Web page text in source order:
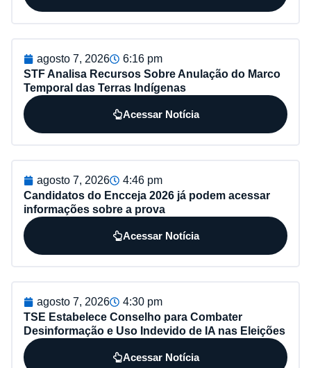
agosto 7, 2026
6:16 pm
STF Analisa Recursos Sobre Anulação do Marco
Temporal das Terras Indígenas
Acessar Notícia
agosto 7, 2026
4:46 pm
Candidatos do Encceja 2026 já podem acessar
informações sobre a prova
Acessar Notícia
agosto 7, 2026
4:30 pm
TSE Estabelece Conselho para Combater
Desinformação e Uso Indevido de IA nas Eleições
Acessar Notícia